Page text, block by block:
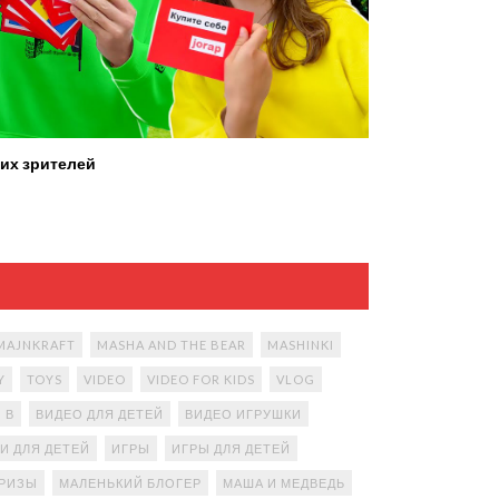
зрителей
MASHA AND THE BEAR MASHINKI
TOYS VIDEO VIDEO FOR KIDS VLOG
В ВИДЕО ДЛЯ ДЕТЕЙ ВИДЕО ИГРУШКИ
ДЛЯ ДЕТЕЙ ИГРЫ ИГРЫ ДЛЯ ДЕТЕЙ
МАЛЕНЬКИЙ БЛОГЕР МАША И МЕДВЕДЬ